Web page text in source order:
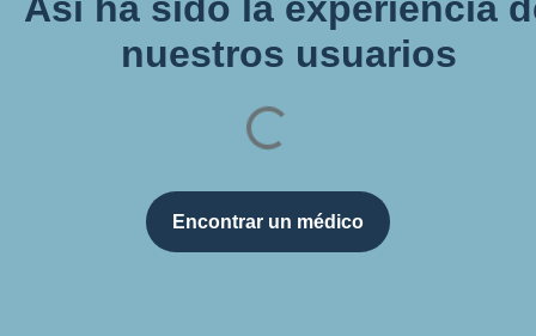
Así ha sido la experiencia
nuestros usuarios
Encontrar un médico